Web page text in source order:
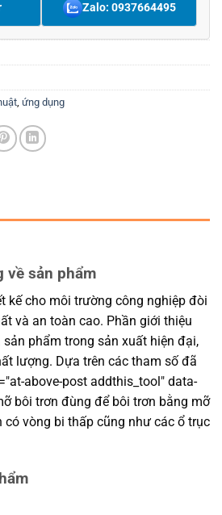
Zalo: 0937664495
ứng dụng
về sản phẩm
kế cho môi trường công nghiệp đòi
và an toàn cao. Phần giới thiệu
phẩm trong sản xuất hiện đại,
lượng. Dựa trên các tham số đã
above-post addthis_tool" data-
bôi trơn đùng để bôi trơn bằng mỡ
có vòng bi thấp cũng như các ổ trục